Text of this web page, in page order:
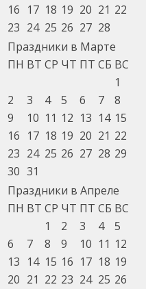
16 17 18 19 20 21 22
23 24 25 26 27 28
Праздники в Марте
ПН ВТ СР ЧТ ПТ СБ ВС
1
2
3 4 5 6 7
8
9
10 11 12 13 14 15
16 17 18 19 20 21 22
23 24 25 26 27 28 29
30 31
Праздники в Апреле
ПН ВТ СР ЧТ ПТ СБ ВС
1
2 3 4
5
6
7 8 9 10 11 12
13 14 15 16 17 18 19
20 21 22 23 24 25 26